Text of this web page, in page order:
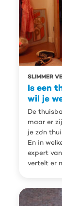
SLIMMER
Is een
wil je
De
maar er
je zo'n
En in
expert
vertelt er